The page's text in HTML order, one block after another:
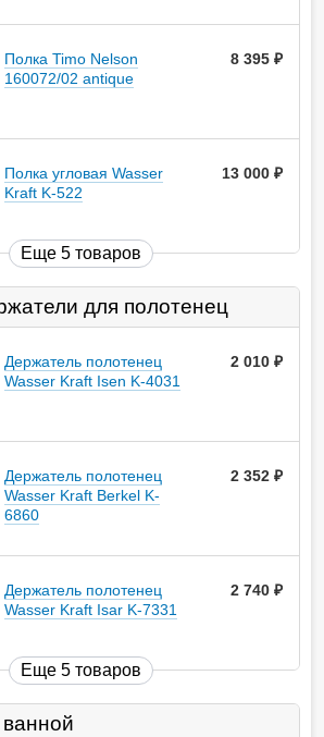
Полка Timo Nelson
160072/02 antique
8 395
Полка угловая Wasser
Kraft K-522
13 000
Еще 5 товаров
для полотенец
Держатель полотенец
Wasser Kraft Isen K-4031
2 010
Держатель полотенец
Wasser Kraft Berkel K-
6860
2 352
Держатель полотенец
Wasser Kraft Isar K-7331
2 740
Еще 5 товаров